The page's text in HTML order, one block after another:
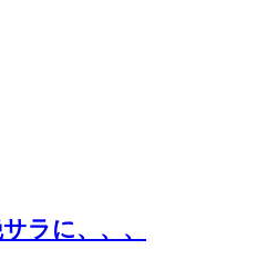
ラに、、、